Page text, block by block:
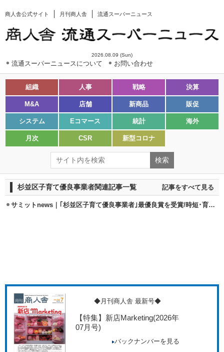
商人舎公式サイト 月刊商人舎 流通スーパーニュース
2026.08.09 (Sun)
流通スーパーニュースについて お問い合わせ
組織 人事 戦略 決算
M&A 店舗 新商品 販促
システム Eコマース 統計 海外
月次 CSR 新型コロナ
杉並区子育て優良事業者関連記事一覧 記事をすべて見る
サミットnews｜｢杉並区子育て優良事業者｣最優良賞を受賞/時短･育休が評価
◆月刊商人舎 最新号◆
【特集】新店Marketing(2026年
07月号)
バックナンバーを見る